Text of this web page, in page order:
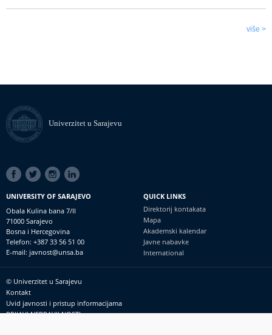
više >
Univerzitet u Sarajevu
SOCIAL
LINKS
UNIVERSITY OF SARAJEVO
Obala Kulina bana 7/II
71000 Sarajevo
Bosna i Hercegovina
Telefon: +387 33 56 51 00
E-mail: javnost@unsa.ba
QUICK LINKS
Direktorij kontakata
Mapa
Akademski kalendar
Javne nabavke
International
Footer
meni
© Univerzitet u Sarajevu
Kontakt
Uvid javnosti i pristup informacijama
PRIJAVI NEPRAVILNOSTI